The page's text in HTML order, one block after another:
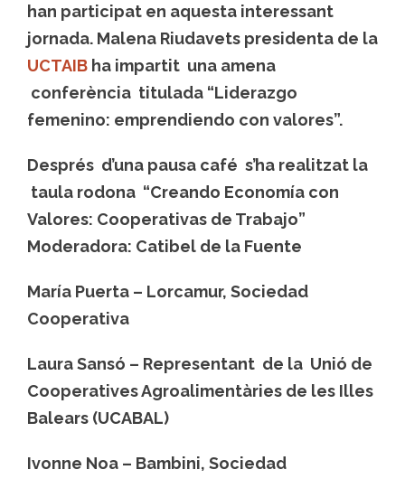
han participat en aquesta interessant
jornada. Malena Riudavets presidenta de la
UCTAIB ha impartit una amena
conferència titulada “Liderazgo
femenino: emprendiendo con valores”.
Després d’una pausa café s’ha realitzat la
taula rodona “Creando Economía con
Valores: Cooperativas de Trabajo”
Moderadora: Catibel de la Fuente
María Puerta – Lorcamur, Sociedad
Cooperativa
Laura Sansó – Representant de la Unió de
Cooperatives Agroalimentàries de les Illes
Balears (UCABAL)
Ivonne Noa – Bambini, Sociedad